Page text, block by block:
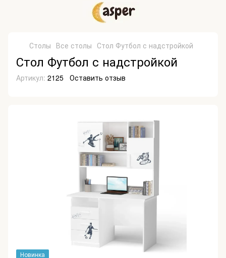
Столы Все столы Стол Футбол с надстройкой
Стол Футбол с надстройкой
Артикул: 2125 Оставить отзыв
Новинка